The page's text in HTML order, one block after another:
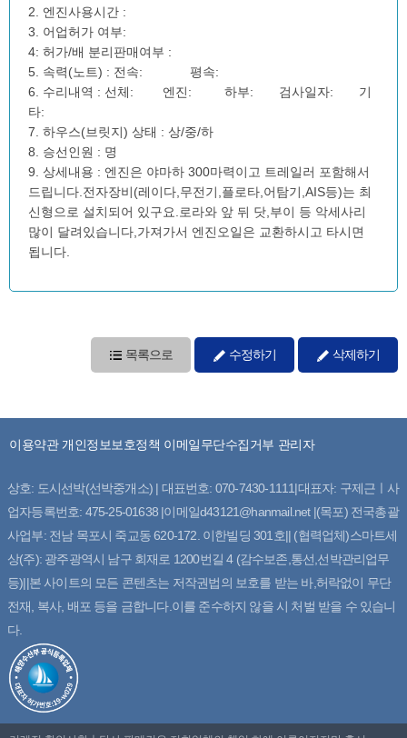
2. 엔진사용시간 :
3. 어업허가 여부:
4: 허가/배 분리판매여부 :
5. 속력(노트) : 전속: 평속:
6. 수리내역 : 선체: 엔진: 하부: 검사일자: 기
타:
7. 하우스(브릿지) 상태 : 상/중/하
8. 승선인원 : 명
9. 상세내용 : 엔진은 야마하 300마력이고 트레일러 포함해서
드립니다.전자장비(레이다,무전기,플로타,어탐기,AIS등)는 최
신형으로 설치되어 있구요.로라와 앞 뒤 닷,부이 등 악세사리
많이 달려있습니다,가져가서 엔진오일은 교환하시고 타시면
됩니다.
목록으로 수정하기 삭제하기
이용약관 개인정보보호정책 이메일무단수집거부 관리자
상호: 도시선박(선박중개소) | 대표번호: 070-7430-1111|대표자: 구제근ㅣ사
업자등록번호: 475-25-01638 |이메일d43121@hanmail.net |(목포) 전국총괄
사업부: 전남 목포시 죽교동 620-172. 이한빌딩 301호|| (협력업체)스마트세
상(주): 광주광역시 남구 회재로 1200번길 4 (감수보존,통선,선박관리업무
등)||본 사이트의 모든 콘텐츠는 저작권법의 보호를 받는 바,허락없이 무단
전재, 복사, 배포 등을 금합니다.이를 준수하지 않을 시 처벌 받을 수 있습니
다.